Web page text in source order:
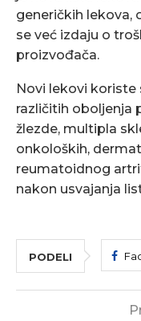
generičkih lekova,
se već izdaju o
proizvođača.
Novi lekovi koriste
različitih oboljenja
žlezde, multipla
onkoloških,
reumatoidnog
nakon usvajanja
PODELI